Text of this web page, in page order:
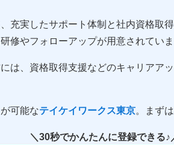
充実したサポート体制と社内資格取
修やフォローアップが用意されていま
は、資格取得支援などのキャリアア
可能なテイケイワークス東京。まずは
＼30秒でかんたんに登録できる♪